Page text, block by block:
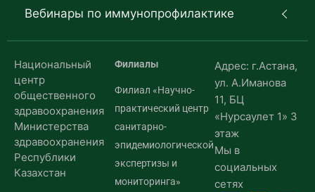
Вебинары по иммунопрофилактике
Национальный
центр
общественного
здравоохранения
Министерства
здравоохранения
Республики
Казахстан
Филиалы
Филиал «Научно-
практический центр
санитарно-
эпидемиологической
экспертизы и
мониторинга»
Адрес: г.Астана,
ул. А.Иманова
11, БЦ
«Нурсаулет 1» 3
этаж
Мы в
социальных
сетях